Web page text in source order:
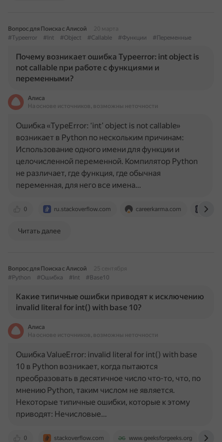
Вопрос для Поиска с Алисой
20 марта
#Typeerror
#Int #Object #Callable #Функции #Переменные
Почему возникает ошибка Typeerror: int object is
not callable при работе с функциями и
переменными?
Алиса
На основе источников, возможны неточности
0 ru.stackoverflow.com careerkarma.com
Ошибка «TypeError: ‘int’ object is not callable»
возникает в Python по нескольким причинам:
Использование одного имени для функции и
целочисленной переменной. Компилятор Python
не различает, где функция, где обычная
переменная, для него все имена…
Читать далее
Вопрос для Поиска с Алисой
25 сентября
#Python
#Ошибка #Int #Base10
Какие типичные ошибки приводят к исключению
invalid literal for int() with base 10?
Алиса
На основе источников, возможны неточности
0 stackoverflow.com www.geeksforgeeks.org
Ошибка ValueError: invalid literal for int() with base
10 в Python возникает, когда пытаются
преобразовать в десятичное число что-то, что, по
мнению Python, таким числом не является.
Некоторые типичные ошибки, которые к этому
приводят: Нечисловые…